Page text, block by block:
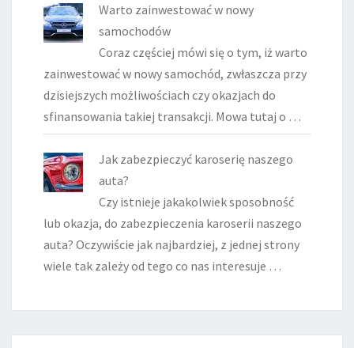
Warto zainwestować w nowy
samochodów
Coraz częściej mówi się o tym, iż warto
zainwestować w nowy samochód, zwłaszcza przy
dzisiejszych możliwościach czy okazjach do
sfinansowania takiej transakcji. Mowa tutaj o …
Jak zabezpieczyć karoserię naszego
auta?
Czy istnieje jakakolwiek sposobność
lub okazja, do zabezpieczenia karoserii naszego
auta? Oczywiście jak najbardziej, z jednej strony
wiele tak zależy od tego co nas interesuje …